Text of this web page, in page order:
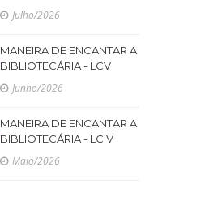
Julho/2026
MANEIRA DE ENCANTAR A
BIBLIOTECÁRIA - LCV
Junho/2026
MANEIRA DE ENCANTAR A
BIBLIOTECÁRIA - LCIV
Maio/2026